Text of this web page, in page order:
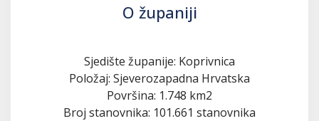
O županiji
Sjedište županije: Koprivnica
Položaj: Sjeverozapadna Hrvatska
Površina: 1.748 km2
Broj stanovnika: 101.661 stanovnika